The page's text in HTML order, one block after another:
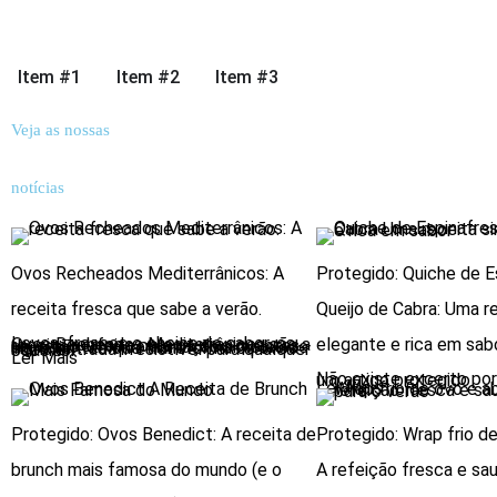
Item #1 Item #2 Item #3
Veja as nossas
notícias
Ovos Recheados Mediterrânicos: A
receita fresca que sabe a verão.
Leves, frescos e cheios de sabor, os Ovos Recheados Mediterrânicos são a receita perfeita para os dias quentes de verão. Uma combinação simples de ingredientes que transforma os ovos numa entrada irresistível para qualquer ocasião.
Ler Mais
Protegido: Quiche de
Queijo de Cabra: Uma
elegante e rica em
Não existe excerto porque se trata de um artigo protegido.
Ler Mais
Protegido: Ovos Benedict: A receita de
brunch mais famosa do mundo (e o
Protegido: Wrap frio
A refeição fresca e